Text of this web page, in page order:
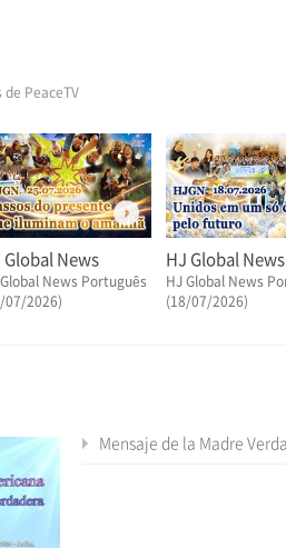
de PeaceTV
Global News
News Português
07/2026)
HJ Global News
HJ Global News
(18/07/2026)
Mensaje de la Madre Verdadera - Gira Sudamericana de la Madre